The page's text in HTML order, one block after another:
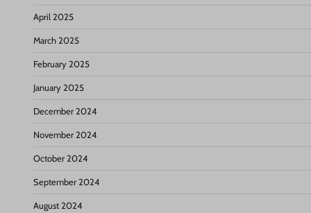
April 2025
March 2025
February 2025
January 2025
December 2024
November 2024
October 2024
September 2024
August 2024